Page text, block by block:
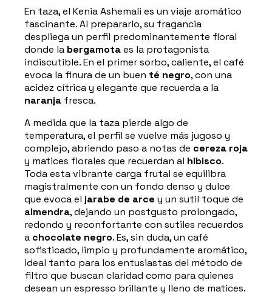
En taza, el Kenia Ashemali es un viaje aromático
fascinante. Al prepararlo, su fragancia
despliega un perfil predominantemente floral
donde la bergamotaes la protagonista
indiscutible. En el primer sorbo, caliente, el café
evoca la finura de un buen té negro, con una
acidez cítrica y elegante que recuerda a la
naranja fresca.
A medida que la taza pierde algo de
temperatura, el perfil se vuelve más jugoso y
complejo, abriendo paso a notas de cereza roja
y matices florales que recuerdan al hibisco.
Toda esta vibrante carga frutal se equilibra
magistralmente con un fondo denso y dulce
que evoca el jarabe de arce y un sutil toque de
almendra, dejando un postgusto prolongado,
redondo y reconfortante con sutiles recuerdos
a chocolate negro. Es, sin duda, un café
sofisticado, limpio y profundamente aromático,
ideal tanto para los entusiastas del método de
filtro que buscan claridad como para quienes
desean un espresso brillante y lleno de matices.